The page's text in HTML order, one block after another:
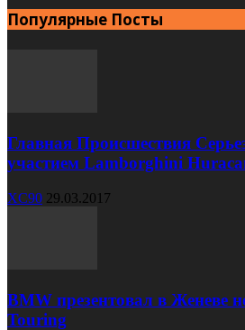
Популярные Посты
Главная Происшествия
участием Lamborghini
XC90 29.03.2017
BMW презентовал в Женеве
Touring